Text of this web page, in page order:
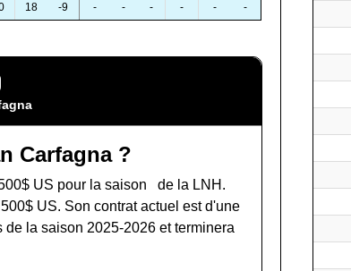
18 -9 - - - - - -
Carfagna ?
US pour la saison de la LNH.
US. Son contrat actuel est d'une
la saison 2025-2026 et terminera